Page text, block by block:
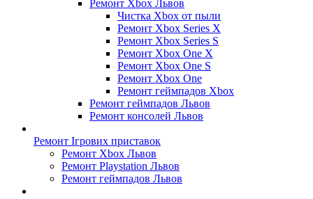
Ремонт Xbox Львов
Чистка Xbox от пыли
Ремонт Xbox Series X
Ремонт Xbox Series S
Ремонт Xbox One X
Ремонт Xbox One S
Ремонт Xbox One
Ремонт геймпадов Xbox
Ремонт геймпадов Львов
Ремонт консолей Львов
Ремонт Ігрових приставок
Ремонт Xbox Львов
Ремонт Playstation Львов
Ремонт геймпадов Львов